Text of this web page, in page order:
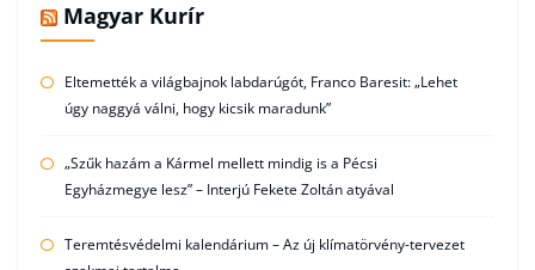
Magyar Kurír
Eltemették a világbajnok labdarúgót, Franco Baresit: „Lehet
úgy naggyá válni, hogy kicsik maradunk”
„Szűk hazám a Kármel mellett mindig is a Pécsi
Egyházmegye lesz” – Interjú Fekete Zoltán atyával
Teremtésvédelmi kalendárium – Az új klímatörvény-tervezet